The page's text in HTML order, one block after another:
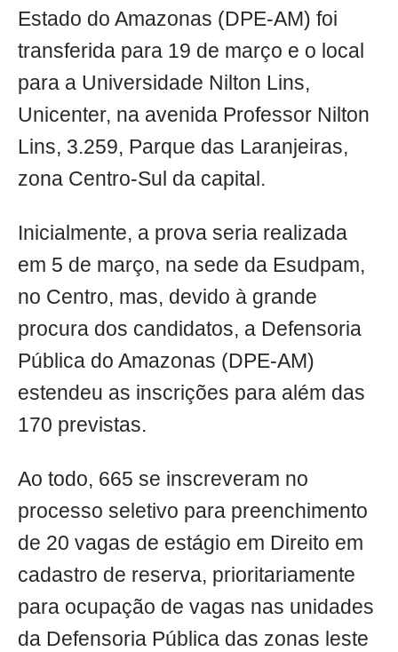
Estado do Amazonas (DPE-AM) foi
transferida para 19 de março e o local
para a Universidade Nilton Lins,
Unicenter, na avenida Professor Nilton
Lins, 3.259, Parque das Laranjeiras,
zona Centro-Sul da capital.
Inicialmente, a prova seria realizada
em 5 de março, na sede da Esudpam,
no Centro, mas, devido à grande
procura dos candidatos, a Defensoria
Pública do Amazonas (DPE-AM)
estendeu as inscrições para além das
170 previstas.
Ao todo, 665 se inscreveram no
processo seletivo para preenchimento
de 20 vagas de estágio em Direito em
cadastro de reserva, prioritariamente
para ocupação de vagas nas unidades
da Defensoria Pública das zonas leste